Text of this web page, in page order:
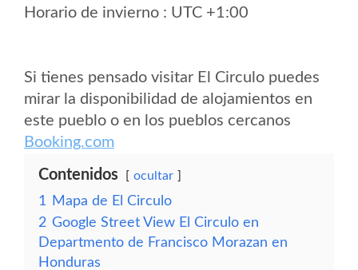
Horario de invierno : UTC +1:00
Si tienes pensado visitar El Circulo puedes
mirar la disponibilidad de alojamientos en
este pueblo o en los pueblos cercanos
Booking.com
Contenidos ocultar
1
Mapa de El Circulo
2 Google Street View El Circulo en
Departmento de Francisco Morazan en
Honduras